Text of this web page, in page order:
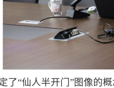
了“仙人半开门”图像的